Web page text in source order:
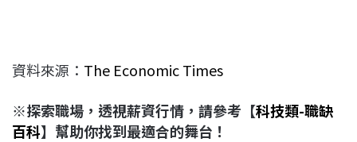
資料來源： The Economic Times
※探索職場，透視薪資行情，請參考【科技類-職缺
百科】幫助你找到最適合的舞台！